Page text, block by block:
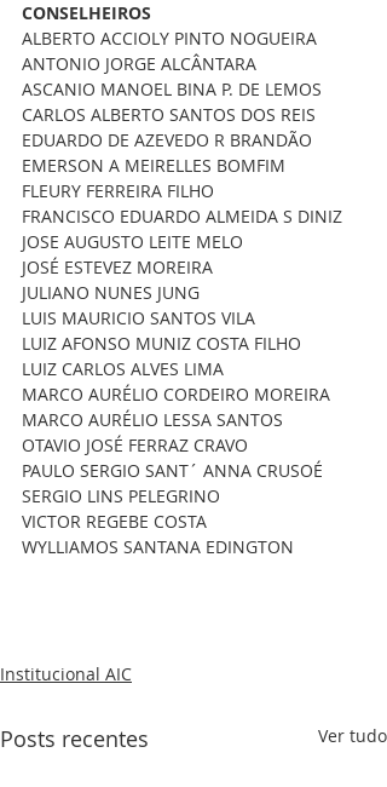
CONSELHEIROS
ALBERTO ACCIOLY PINTO NOGUEIRA
ANTONIO JORGE ALCÂNTARA
ASCANIO MANOEL BINA P. DE LEMOS
CARLOS ALBERTO SANTOS DOS REIS
EDUARDO DE AZEVEDO R BRANDÃO
EMERSON A MEIRELLES BOMFIM
FLEURY FERREIRA FILHO
FRANCISCO EDUARDO ALMEIDA S DINIZ
JOSE AUGUSTO LEITE MELO
JOSÉ ESTEVEZ MOREIRA
JULIANO NUNES JUNG
LUIS MAURICIO SANTOS VILA
LUIZ AFONSO MUNIZ COSTA FILHO
LUIZ CARLOS ALVES LIMA
MARCO AURÉLIO CORDEIRO MOREIRA
MARCO AURÉLIO LESSA SANTOS
OTAVIO JOSÉ FERRAZ CRAVO
PAULO SERGIO SANT´ ANNA CRUSOÉ
SERGIO LINS PELEGRINO
VICTOR REGEBE COSTA
WYLLIAMOS SANTANA EDINGTON
Institucional AIC
Posts recentes Ver tudo